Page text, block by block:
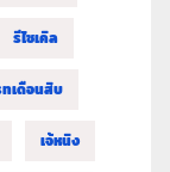
รีไซเคิล
เดือนสิบ
เจ้หนิง